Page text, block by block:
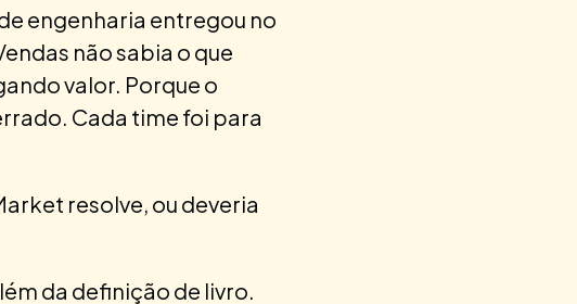
engenharia entregou no
não sabia o que
valor. Porque o
Cada time foi para
resolve, ou deveria
da definição de livro.